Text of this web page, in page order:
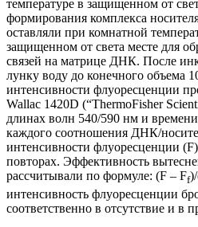
температуре в защищенном от
формирования комплекса
оставляли при комнатной
защищенном от света месте для
связей на матрице ДНК. После
лунку воду до конечного объема
интенсивности флуоресценции
Wallac 1420D (“ThermoFisher
длинах волн 540/590 нм и
каждого соотношения ДНК/
интенсивности флуоресценции
повторах. Эффективность
рассчитывали по формуле: (F ‒ Ff
интенсивность флуоресценции
соответственно в отсутствие и в